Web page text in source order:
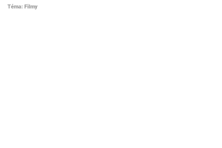
Téma: Filmy